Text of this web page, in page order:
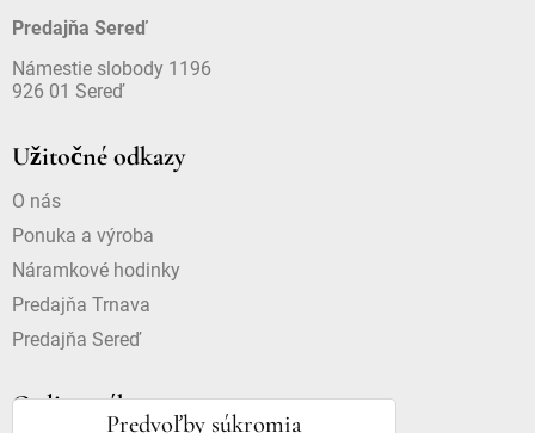
Predajňa Sereď
Námestie slobody 1196
926 01 Sereď
Užitočné odkazy
O nás
Ponuka a výroba
Náramkové hodinky
Predajňa Trnava
Predajňa Sereď
Online nákup
Predvoľby súkromia